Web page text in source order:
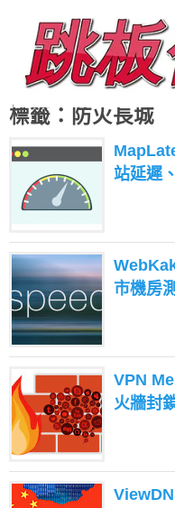
標籤：防火長城
站延遲
市機房
VPN
火牆封